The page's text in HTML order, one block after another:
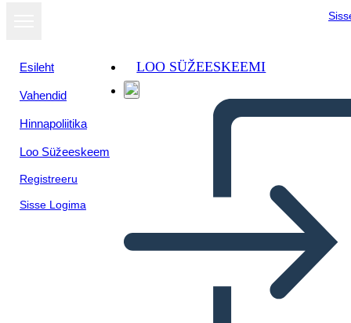
Esileht
Vahendid
Hinnapoliitika
Loo Süžeeskeem
Registreeru
Sisse Logima
LOO SÜŽEESKEEMI